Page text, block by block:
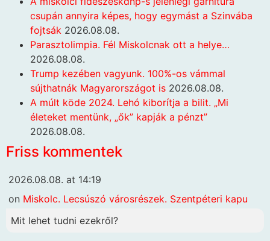
csupán annyira képes, hogy egymást a Szinvába
fojtsák 2026.08.08.
Parasztolimpia. Fél Miskolcnak ott a helye…
2026.08.08.
Trump kezében vagyunk. 100%-os vámmal
sújthatnák Magyarországot is 2026.08.08.
A múlt köde 2024. Lehó kiborítja a bilit. „Mi
életeket mentünk, „ők” kapják a pénzt”
2026.08.08.
Friss kommentek
2026.08.08. at 14:19
on Miskolc. Lecsúszó városrészek. Szentpéteri kapu
Mit lehet tudni ezekről?